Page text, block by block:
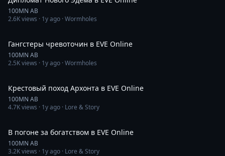
100MN AB
2.6Kviews · 1y ago · Wormholes
Гангстеры чревоточин в EVE Online
100MN AB
2.5Kviews · 1y ago · Wormholes
Крестовый поход Архонта в EVE Online
100MN AB
4.7Kviews · 1y ago · Lore & Story
В погоне за богатством в EVE Online
100MN AB
3.2Kviews · 1y ago · Lore & Story